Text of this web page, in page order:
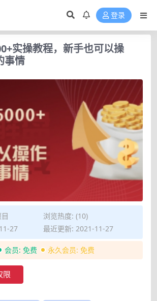
登录
实操教程，新手也可以操
事情
浏览热度: (10)
27
最近更新: 2021-11-27
会员: 免费 永久会员: 免费
限